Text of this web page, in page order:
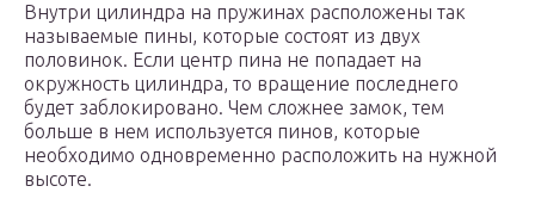
Внутри цилиндра на пружинах расположены так
называемые пины, которые состоят из двух
половинок. Если центр пина не попадает на
окружность цилиндра, то вращение последнего
будет заблокировано. Чем сложнее замок, тем
больше в нем используется пинов, которые
необходимо одновременно расположить на нужной
высоте.